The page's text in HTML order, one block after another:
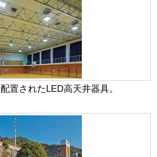
置されたLED高天井器具。